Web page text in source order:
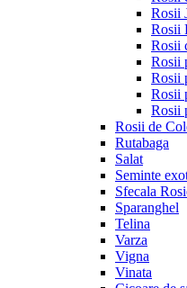
Rosii
Rosii
Rosii
Rosii
Rosii
Rosii
Rosii
Rosii de
Rutabaga
Salat
Seminte
Sfecala
Sparanghel
Telina
Varza
Vigna
Vinata